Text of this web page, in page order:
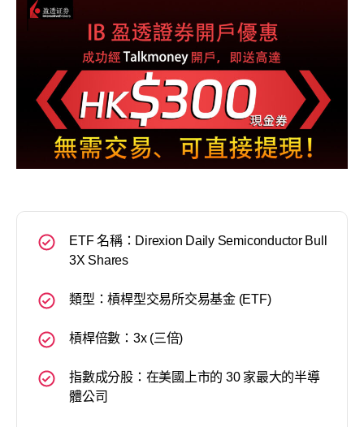
ETF 名稱：Direxion Daily Semiconductor Bull
3X Shares
類型：槓桿型交易所交易基金 (ETF)
槓桿倍數：3x (三倍)
指數成分股：在美國上市的 30 家最大的半導
體公司